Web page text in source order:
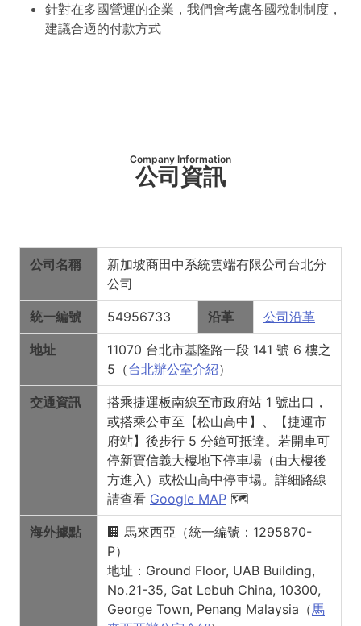
針對在多國營運的企業，我們會考慮各國稅制制度，
建議合適的付款方式
Company Information
公司資訊
公司名稱
新加坡商田中系統雲端有限公司台北分
公司
統一編號 54956733 沿革 公司沿革
地址
11070 台北市基隆路一段 141 號 6 樓之
5（台北辦公室介紹）
交通資訊
搭乘捷運板南線至市政府站 1 號出口，
或搭乘公車至【松山高中】、【捷運市
府站】後步行 5 分鐘可抵達。若開車可
停新寶信義大樓地下停車場（由大樓後
方進入）或松山高中停車場。詳細路線
請查看 Google MAP 🗺
海外據點
🏢 馬來西亞（統一編號：1295870-
P）
地址：Ground Floor, UAB Building,
No.21-35, Gat Lebuh China, 10300,
George Town, Penang Malaysia（馬